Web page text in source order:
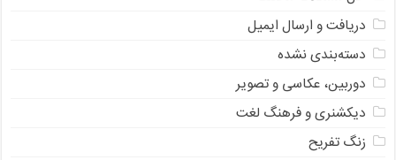
دریافت و ارسال ایمیل
دسته‌بندی نشده
دوربین، عکاسی و تصویر
دیکشنری و فرهنگ لغت
زنگ تفریح